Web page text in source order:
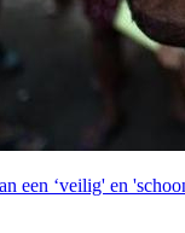
een ‘veilig' en